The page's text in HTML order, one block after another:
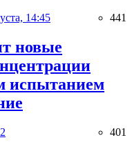
14:45 441
новые
испытанием
401